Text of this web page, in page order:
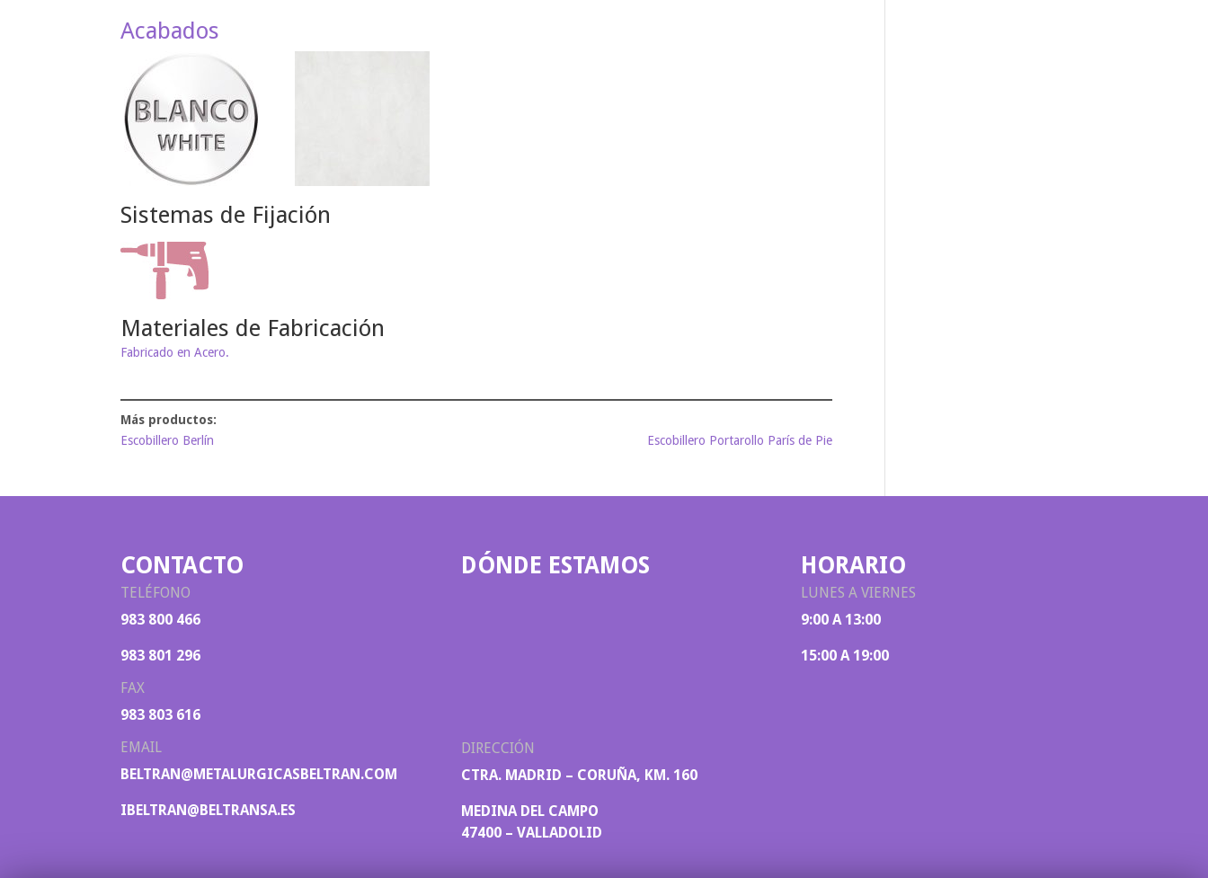
Acabados
Sistemas de Fijación
Materiales de Fabricación
Fabricado en Acero.
Escobillero Berlín Escobillero Portarollo París de Pie
CONTACTO
TELÉFONO
983 800 466
983 801 296
FAX
983 803 616
EMAIL
BELTRAN@METALURGICASBELTRAN.COM
IBELTRAN@BELTRANSA.ES
DÓNDE ESTAMOS
DIRECCIÓN
CTRA. MADRID – CORUÑA, KM. 160
MEDINA DEL CAMPO
47400 – VALLADOLID
HORARIO
LUNES A VIERNES
9:00 A 13:00
15:00 A 19:00